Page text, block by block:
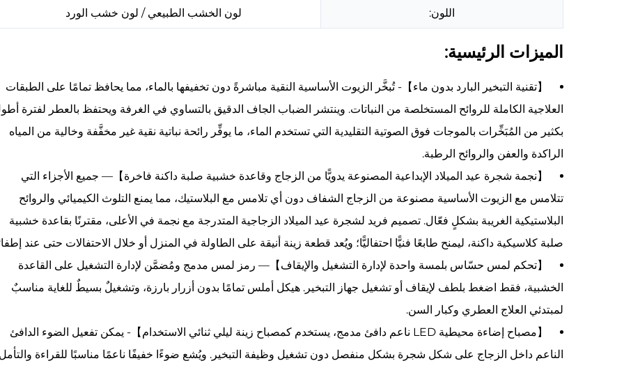
اللون: لون الخشب الطبيعي / لون خشب الورد
الميزات الرئيسية:
【تقنية التبخير البارد بدون ماء】- تُبخَّر الزيوت الأساسية النقية مباشرةً دون تخفيفها بالماء، مما يحافظ تمامًا على الطبقات
العلاجية الكاملة للروائح المستخلصة من النباتات. وينتشر الضباب الجاف الدقيق بالتساوي في الغرفة ويحتفظ بالعطر لفترة
بكثير من المُبَخِّرات بالموجات فوق الصوتية التقليدية التي تستخدم الماء، ما يوفِّر رائحة نباتية نقية غير مخفَّفة وخالية من المياه
الراكدة والعفن والروائح الرطبة.
【نجمة شجرة عيد الميلاد الإبداعية المصنوعة يدويًّا من الزجاج وقاعدة خشبية صلبة داكنة فاخرة】— جميع الأجزاء التي
تتلامس مع الزيوت الأساسية مصنوعة من الزجاج الشفاف دون أي تلامس مع البلاستيك، مما يمنع التلوث الكيميائي والروائح
البلاستيكية الغريبة بشكلٍ فعّال. تصميم فريد لشجرة عيد الميلاد الزجاجية المتدرجة مع نجمة في الأعلى، مقترنًا بقاعدة خشبية
صلبة كلاسيكية داكنة، ليمنح طابعًا فنيًّا احتفاليًّا؛ ويُعد قطعة زينة أنيقة على الطاولة في المنزل أو خلال الاحتفالات حتى عند
【تحكم لمس حسّاس بلمسة واحدة لإدارة التشغيل والإيقاف】— رمز لمس مدمج ومُضمَّن لإدارة التشغيل على القاعدة
الخشبية، فقط اضغط بلطف لإيقاف أو تشغيل جهاز التبخير. هيكل أملس تمامًا بدون أزرار بارزة، وتشغيلٌ بسيطٌ للغاية مناسبٌ
لمبتدئي العلاج العطري وكبار السن.
【مصباح إضاءة محيطية LED ناعم دافئ مدمج، يستخدم كمصباح زينة ليلي ثنائي الاستخدام】- يمكن تفعيل الضوء الدافئ
الناعم داخل الزجاج على شكل شجرة بشكل منفصل دون تشغيل وظيفة التبخير. ويُشع ضوءًا خفيفًا ناعمًا مناسبًا للقراءة